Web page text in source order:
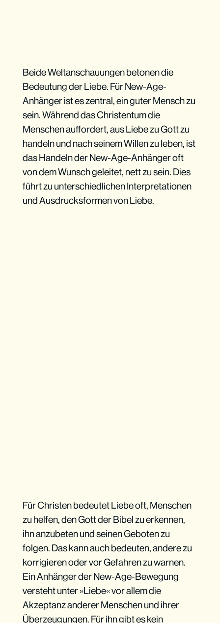
Beide Weltanschauungen betonen die
Bedeutung der Liebe. Für New-Age-
Anhänger ist es zentral, ein guter Mensch zu
sein. Während das Christentum die
Menschen auffordert, aus Liebe zu Gott zu
handeln und nach seinem Willen zu leben, ist
das Handeln der New-Age-Anhänger oft
von dem Wunsch geleitet, nett zu sein. Dies
führt zu unterschiedlichen Interpretationen
und Ausdrucksformen von Liebe.
Für Christen bedeutet Liebe oft, Menschen
zu helfen, den Gott der Bibel zu erkennen,
ihn anzubeten und seinen Geboten zu
folgen. Das kann auch bedeuten, andere zu
korrigieren oder vor Gefahren zu warnen.
Ein Anhänger der New-Age-Bewegung
versteht unter »Liebe« vor allem die
Akzeptanz anderer Menschen und ihrer
Überzeugungen. Für ihn gibt es kein